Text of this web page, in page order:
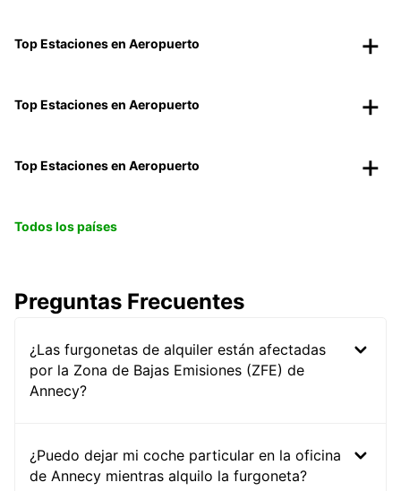
Top Estaciones en Aeropuerto
Top Estaciones en Aeropuerto
Top Estaciones en Aeropuerto
Todos los países
Preguntas Frecuentes
¿Las furgonetas de alquiler están afectadas
por la Zona de Bajas Emisiones (ZFE) de
Annecy?
¿Puedo dejar mi coche particular en la oficina
de Annecy mientras alquilo la furgoneta?